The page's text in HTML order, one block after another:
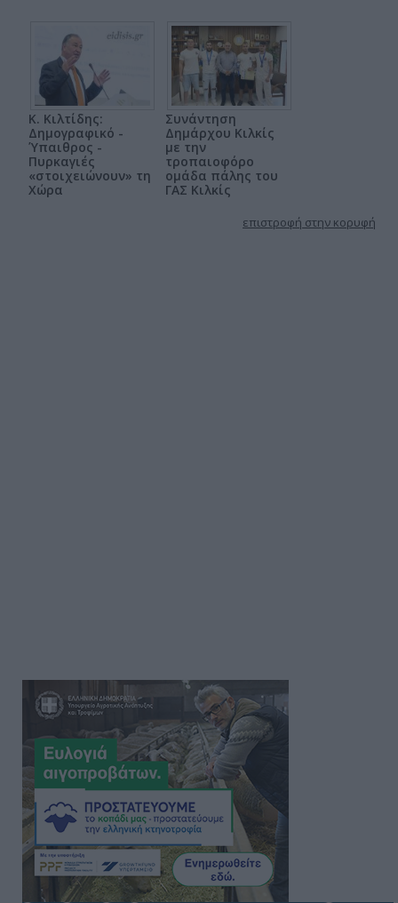
Κ. Κιλτίδης:
Δημογραφικό -
Ύπαιθρος -
Πυρκαγιές
«στοιχειώνουν» τη
Χώρα
Συνάντηση
Δημάρχου Κιλκίς
με την
τροπαιοφόρο
ομάδα πάλης του
ΓΑΣ Κιλκίς
επιστροφή στην κορυφή